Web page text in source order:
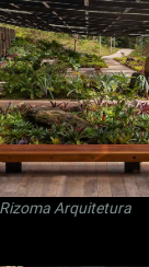
Arquitetura